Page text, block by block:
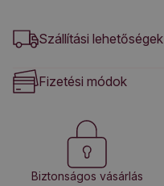
Szállítási lehetőségek
Fizetési módok
Biztonságos vásárlás